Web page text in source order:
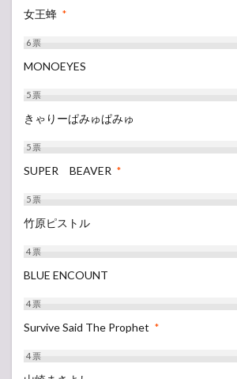
女王蜂 *
6票
MONOEYES
5票
きゃりーぱみゅぱみゅ
5票
SUPER BEAVER *
5票
竹原ピストル
4票
BLUE ENCOUNT
4票
Survive Said The Prophet *
4票